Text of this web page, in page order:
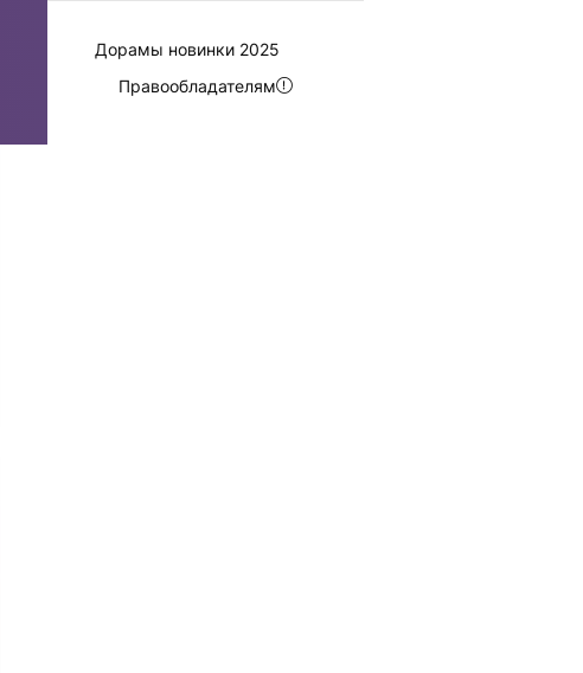
Дорамы новинки 2025
Правообладателям